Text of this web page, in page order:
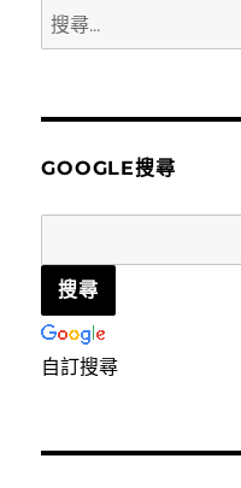
搜
尋
鍵
GOOGLE搜尋
自訂搜尋